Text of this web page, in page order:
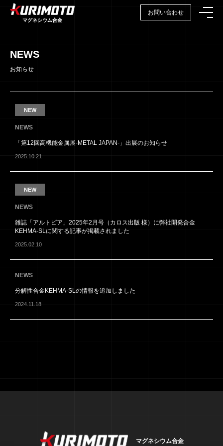
マグネシウム合金
お問い合わせ
OUR PRODUCTS
マグネシウム合金「KEHMA®」について
kurimotoの強み
FAQ
お問い合わせ
NEWS
お知らせ
NEW
NEWS
「第12回高機能金属展-METAL JAPAN-」出展のお知らせ
2025.10.21
NEW
NEWS
雑誌「アルトピア」2025年2月号（カロス出版 様）に弊社開発合金
KEHMA-SLに関する記事が掲載されました
2025.02.10
NEWS
分解性合金KEHMA-SLの情報を追加しました
2024.11.18
マグネシウム合金